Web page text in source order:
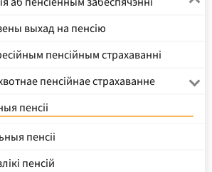
выхад на пенсію
пенсійным страхаванні
пенсійнае страхаванне
пенсіі
пенсіі
пенсій